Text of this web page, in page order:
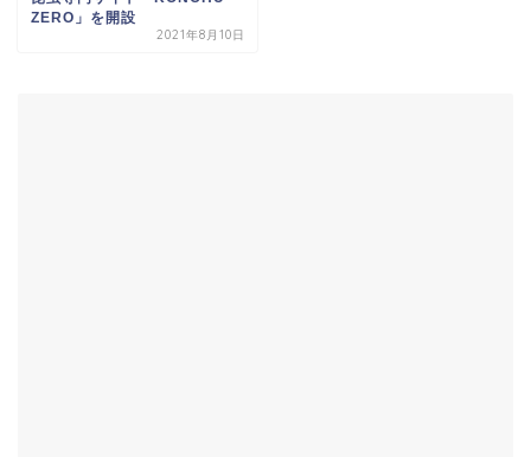
ZERO」を開設
2021年8月10日